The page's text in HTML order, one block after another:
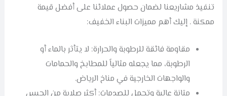
تنفيذ مشاريعنا لضمان حصول عملائنا على أفضل قيمة
ممكنة . إليك أهم مميزات البناء الخفيف:
مقاومة فائقة للرطوبة والحرارة: لا يتأثر بالماء أو
الرطوبة، مما يجعله مثالياً للمطابخ والحمامات
والواجهات الخارجية في مناخ الرياض.